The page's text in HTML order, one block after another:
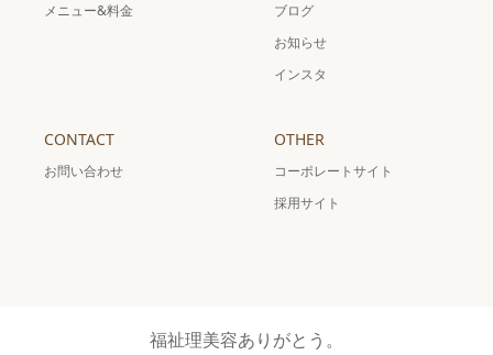
メニュー&料金
ブログ
お知らせ
インスタ
CONTACT
お問い合わせ
OTHER
コーポレートサイト
採用サイト
福祉理美容ありがとう。